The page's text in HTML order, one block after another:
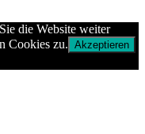
die Website weiter
Cookies zu. Akzeptieren